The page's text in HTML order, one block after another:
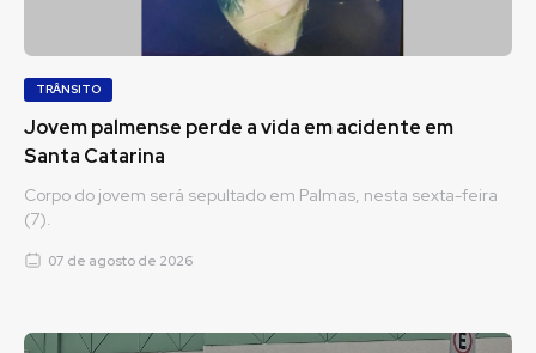
TRÂNSITO
Jovem palmense perde a vida em acidente em
Santa Catarina
Corpo do jovem será sepultado em Palmas, nesta sexta-feira
(7).
07 de agosto de 2026